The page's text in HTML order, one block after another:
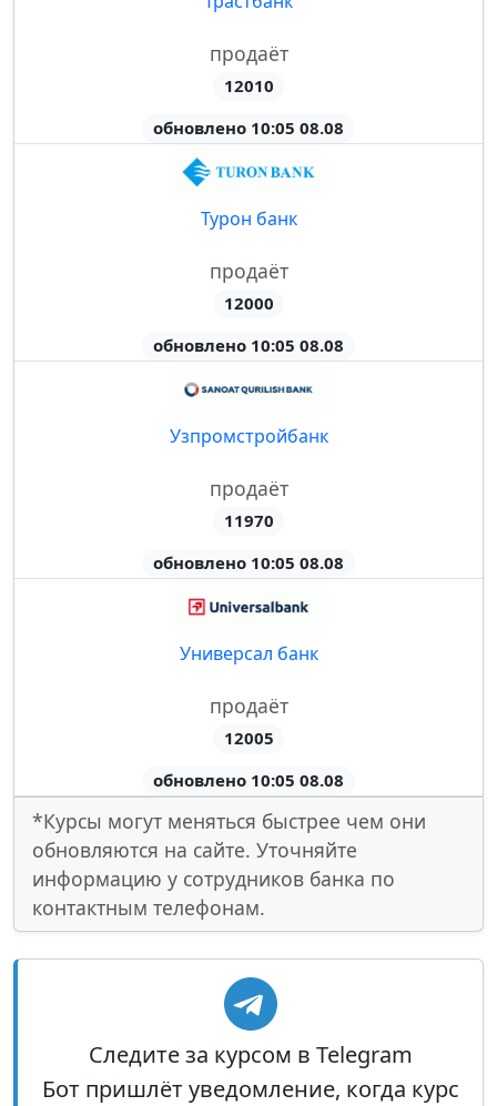
продаёт
12010
обновлено 10:05 08.08
Турон банк
продаёт
12000
обновлено 10:05 08.08
Узпромстройбанк
продаёт
11970
обновлено 10:05 08.08
Универсал банк
продаёт
12005
обновлено 10:05 08.08
*Курсы могут меняться быстрее чем они
обновляются на сайте. Уточняйте
информацию у сотрудников банка по
контактным телефонам.
Следите за курсом в Telegram
Бот пришлёт уведомление, когда курс